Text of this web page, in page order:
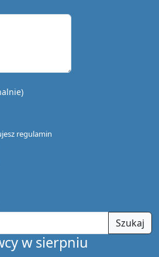
regulamin
Szukaj
w sierpniu